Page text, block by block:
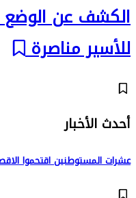
الكشف عن
للأسير مناصرة
أحدث الأخبار
عشرات المستوطنين اقتحموا